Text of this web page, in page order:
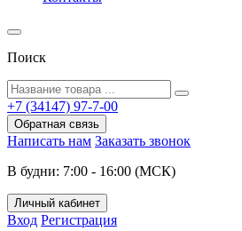
Поиск
+7 (34147) 97-7-00
Обратная связь
Написать нам Заказать звонок
В будни: 7:00 - 16:00 (МСК)
Личный кабинет
Вход Регистрация